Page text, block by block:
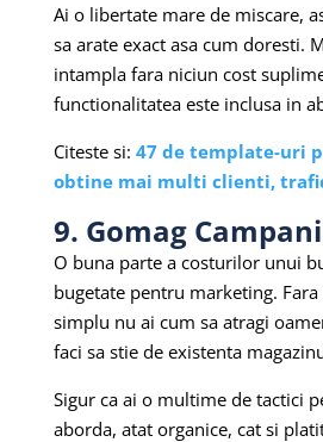
Ai o libertate mare de miscare,
sa arate exact asa cum doresti.
intampla fara niciun cost
functionalitatea este inclusa in
Citeste si: 47 de template-uri
obtine mai multi clienti,
9. Gomag
O buna parte a costurilor unui
bugetate pentru marketing.
simplu nu ai cum sa atragi
faci sa stie de existenta
Sigur ca ai o multime de tactici
aborda, atat organice, cat si